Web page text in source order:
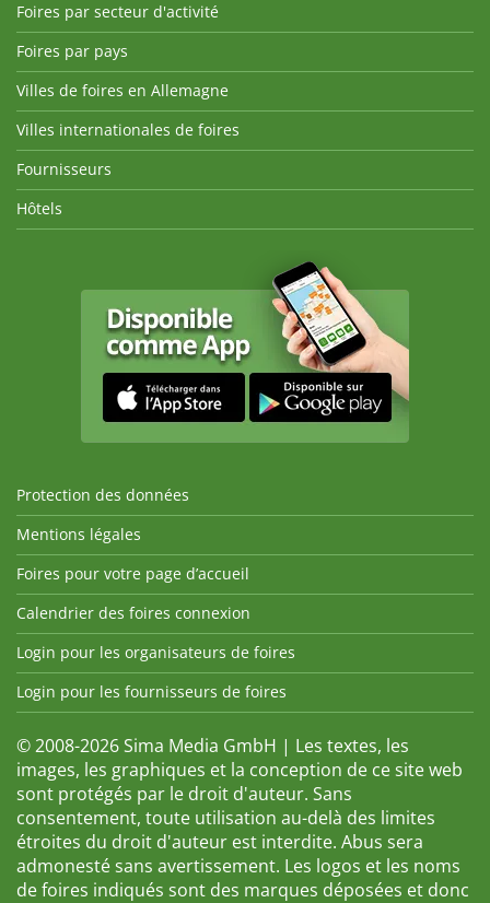
Foires par secteur d'activité
Foires par pays
Villes de foires en Allemagne
Villes internationales de foires
Fournisseurs
Hôtels
Protection des données
Mentions légales
Foires pour votre page d’accueil
Calendrier des foires connexion
Login pour les organisateurs de foires
Login pour les fournisseurs de foires
© 2008-2026 Sima Media GmbH | Les textes, les
images, les graphiques et la conception de ce site web
sont protégés par le droit d'auteur. Sans
consentement, toute utilisation au-delà des limites
étroites du droit d'auteur est interdite. Abus sera
admonesté sans avertissement. Les logos et les noms
de foires indiqués sont des marques déposées et donc